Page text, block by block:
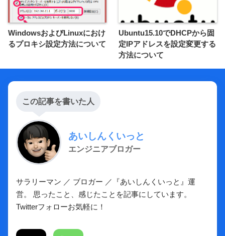
WindowsおよびLinuxにおけ
るプロキシ設定方法について
Ubuntu15.10でDHCPから固
定IPアドレスを設定変更する
方法について
この記事を書いた人
あいしんくいっと
エンジニアブロガー
サラリーマン ／ ブロガー ／『あいしんくいっと』運
営。 思ったこと、感じたことを記事にしています。
Twitterフォローお気軽に！